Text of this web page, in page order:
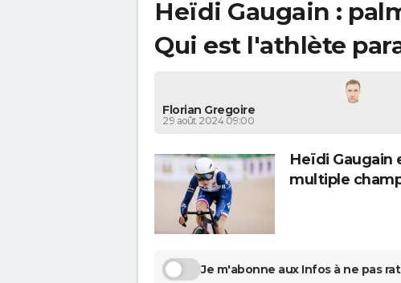
Heïdi Gaugain :
Qui est l'athlète
Florian Gregoire
29 août 2024 09:00
Heïdi Gaugain
multiple
Je m'abonne aux Infos à ne pas